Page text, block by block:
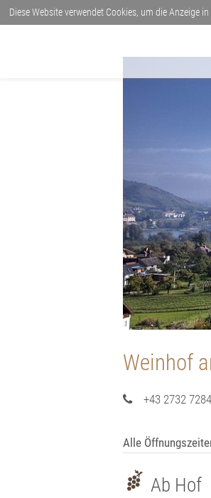
Diese Website verwendet Cookies, um die Anzeige
Weinhof
+43 2732
Alle
Ab Hof